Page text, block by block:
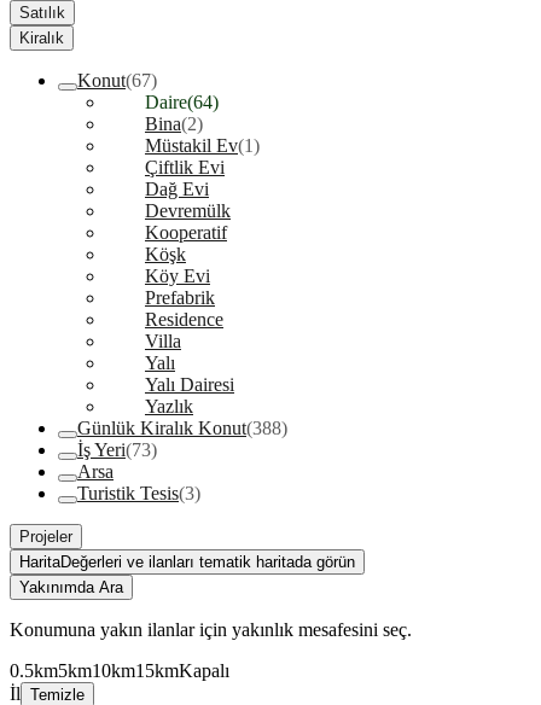
Satılık
Kiralık
Konut(67)
Daire(64)
Bina(2)
Müstakil Ev(1)
Çiftlik Evi
Dağ Evi
Devremülk
Kooperatif
Köşk
Köy Evi
Prefabrik
Residence
Villa
Yalı
Yalı Dairesi
Yazlık
Günlük Kiralık Konut(388)
İş Yeri(73)
Arsa
Turistik Tesis(3)
Projeler
HaritaDeğerleri ve ilanları tematik haritada görün
Yakınımda Ara
Konumuna yakın ilanlar için yakınlık mesafesini seç.
0.5km5km10km15kmKapalı
İl Temizle